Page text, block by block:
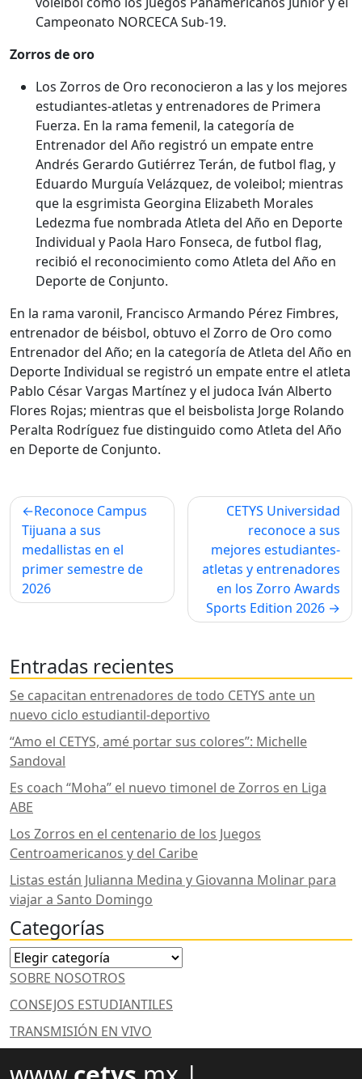
Campeonato NORCECA Sub-19.
Zorros de oro
Los Zorros de Oro reconocieron a las y los mejores
estudiantes-atletas y entrenadores de Primera
Fuerza. En la rama femenil, la categoría de
Entrenador del Año registró un empate entre
Andrés Gerardo Gutiérrez Terán, de futbol flag, y
Eduardo Murguía Velázquez, de voleibol; mientras
que la esgrimista Georgina Elizabeth Morales
Ledezma fue nombrada Atleta del Año en Deporte
Individual y Paola Haro Fonseca, de futbol flag,
recibió el reconocimiento como Atleta del Año en
Deporte de Conjunto.
En la rama varonil, Francisco Armando Pérez Fimbres,
entrenador de béisbol, obtuvo el Zorro de Oro como
Entrenador del Año; en la categoría de Atleta del Año en
Deporte Individual se registró un empate entre el atleta
Pablo César Vargas Martínez y el judoca Iván Alberto
Flores Rojas; mientras que el beisbolista Jorge Rolando
Peralta Rodríguez fue distinguido como Atleta del Año
en Deporte de Conjunto.
Navegación
de
entradas
Reconoce Campus
Tijuana a sus
medallistas en el
primer semestre de
2026
CETYS Universidad
reconoce a sus
mejores estudiantes-
atletas y entrenadores
en los Zorro Awards
Sports Edition 2026
Entradas recientes
Se capacitan entrenadores de todo CETYS ante un
nuevo ciclo estudiantil-deportivo
“Amo el CETYS, amé portar sus colores”: Michelle
Sandoval
Es coach “Moha” el nuevo timonel de Zorros en Liga
ABE
Los Zorros en el centenario de los Juegos
Centroamericanos y del Caribe
Listas están Julianna Medina y Giovanna Molinar para
viajar a Santo Domingo
Categorías
Categorías
SOBRE NOSOTROS
CONSEJOS ESTUDIANTILES
TRANSMISIÓN EN VIVO